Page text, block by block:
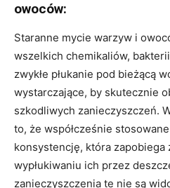
owoców:
Staranne mycie warzyw i
wszelkich chemikaliów,
zwykłe płukanie pod bieżącą
wystarczające, by skutecznie
szkodliwych zanieczyszczeń.
to, że współcześnie
konsystencję, która zapobiega
wypłukiwaniu ich przez
zanieczyszczenia te nie są